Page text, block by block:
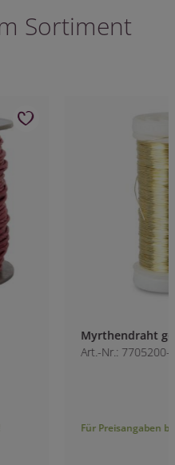
Sortiment
Myrthendraht
Art.-Nr.: 7705200-
Für Preisangaben